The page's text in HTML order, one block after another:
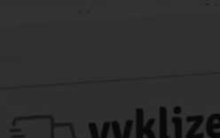
Vyklízení sklepů a garáží